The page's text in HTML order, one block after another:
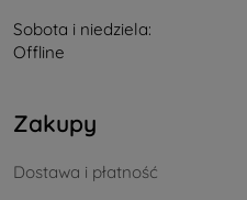
Sobota i niedziela:
Offline
Zakupy
Dostawa i płatność